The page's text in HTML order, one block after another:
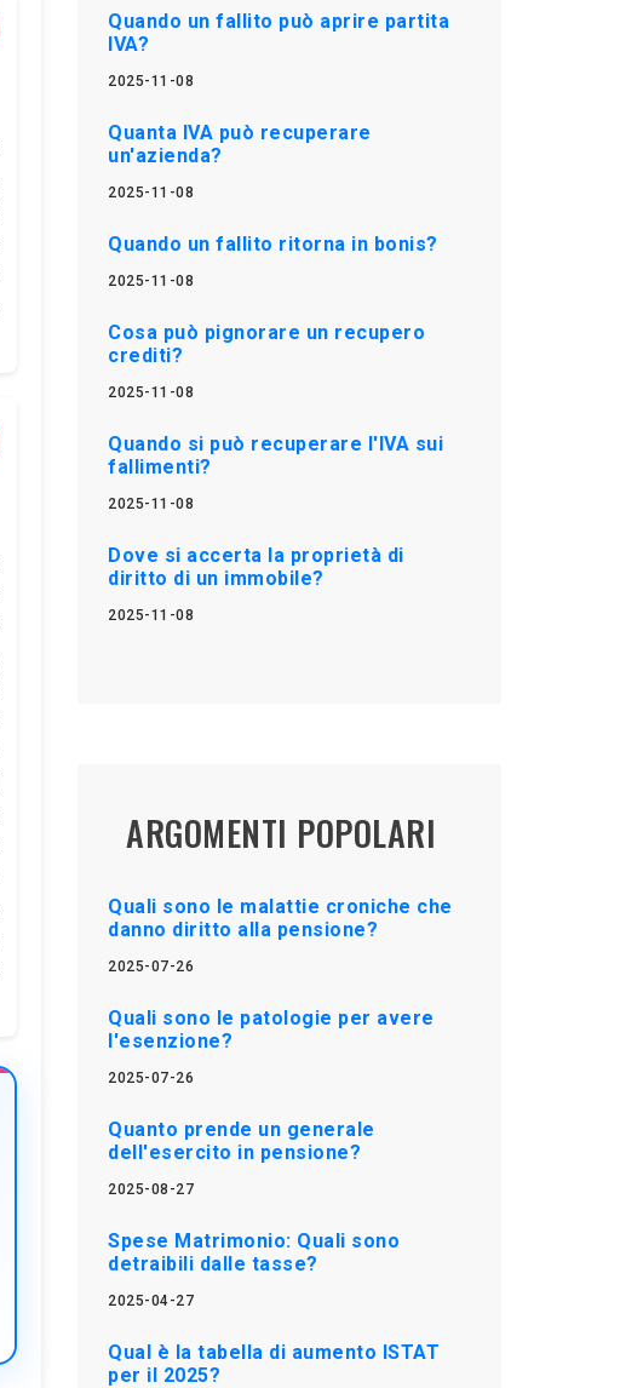
Quando un fallito può aprire partita
IVA?
2025-11-08
Quanta IVA può recuperare
un'azienda?
2025-11-08
Quando un fallito ritorna in bonis?
2025-11-08
Cosa può pignorare un recupero
crediti?
2025-11-08
Quando si può recuperare l'IVA sui
fallimenti?
2025-11-08
Dove si accerta la proprietà di
diritto di un immobile?
2025-11-08
ARGOMENTI POPOLARI
Quali sono le malattie croniche che
danno diritto alla pensione?
2025-07-26
Quali sono le patologie per avere
l'esenzione?
2025-07-26
Quanto prende un generale
dell'esercito in pensione?
2025-08-27
Spese Matrimonio: Quali sono
detraibili dalle tasse?
2025-04-27
Qual è la tabella di aumento ISTAT
per il 2025?